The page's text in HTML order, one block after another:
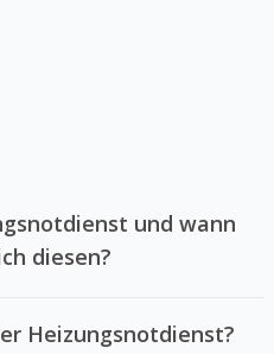
und wann
brauche ich diesen?
spezialisiert hat. Sie
Heizungsnotdienst?